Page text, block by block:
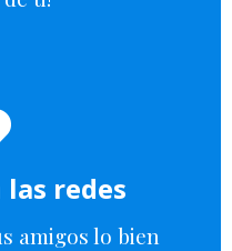
redes
amigos lo bien